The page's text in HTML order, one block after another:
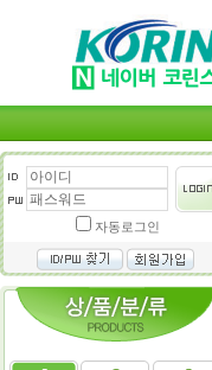
자동로그인